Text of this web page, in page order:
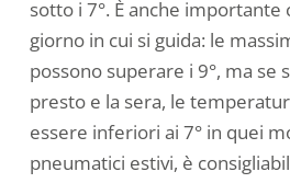
sotto i 7°. È anche importante
giorno in cui si guida: le
possono superare i 9°, ma se
presto e la sera, le
essere inferiori ai 7° in quei
pneumatici estivi, è